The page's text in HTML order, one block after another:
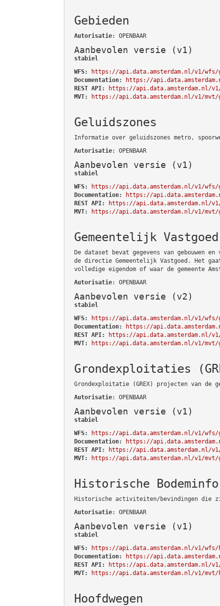
Gebieden
Autorisatie: OPENBAAR
Aanbevolen versie (v1)
stabiel
WFS:
https://api.data.amsterdam.nl/v1/wfs/
Documentation:
https://
REST API:
https://api.data.amsterdam.nl/
MVT:
https://api.data.amsterdam.nl/v1/mvt/
Geluidszones
Informatie over geluidszones metro,
Autorisatie: OPENBAAR
Aanbevolen versie (v1)
stabiel
WFS:
https://api.data.amsterdam.nl/v1/wfs/
Documentation:
https://
REST API:
https://api.data.amsterdam.nl/
MVT:
https://api.data.amsterdam.nl/v1/mvt/
Gemeentelijk Vastgoed
De dataset bevat gegevens van gebouwen
de directie Gemeentelijk Vastgoed. Het
volledige eigendom of waar de gemeente
Autorisatie: OPENBAAR
Aanbevolen versie (v2)
stabiel
WFS:
https://api.data.amsterdam.nl/v1/wfs/
Documentation:
https://
REST API:
https://api.data.amsterdam.nl/
MVT:
https://api.data.amsterdam.nl/v1/mvt/
Grondexploitaties
Grondexploitatie (GREX) projecten van de
Autorisatie: OPENBAAR
Aanbevolen versie (v1)
stabiel
WFS:
https://api.data.amsterdam.nl/v1/wfs/
Documentation:
https://
REST API:
https://api.data.amsterdam.nl/
MVT:
https://api.data.amsterdam.nl/v1/mvt/
Historische
Historische activiteiten/bevindingen die
Autorisatie: OPENBAAR
Aanbevolen versie (v1)
stabiel
WFS:
https://api.data.amsterdam.nl/v1/wfs/
Documentation:
https://
REST API:
https://api.data.amsterdam.nl/
MVT:
https://api.data.amsterdam.nl/v1/mvt/
Hoofdwegen